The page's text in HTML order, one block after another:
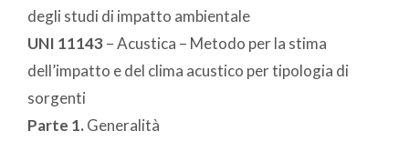
degli studi di impatto ambientale
UNI 11143 – Acustica – Metodo per la stima
dell’impatto e del clima acustico per tipologia di
sorgenti
Parte 1. Generalità